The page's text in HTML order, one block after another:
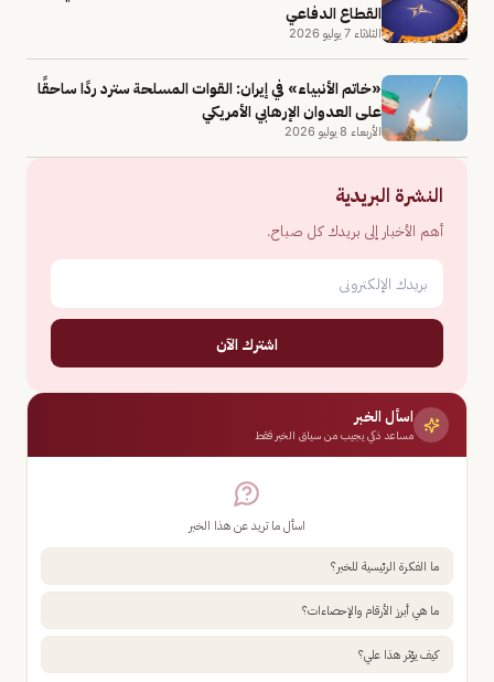
القطاع الدفاعي
الثلاثاء 7 يوليو 2026
«خاتم الأنبياء» في إيران: القوات المسلحة سترد ردًا ساحقًا
على العدوان الإرهابي الأمريكي
الأربعاء 8 يوليو 2026
النشرة البريدية
أهم الأخبار إلى بريدك كل صباح.
اشترك الآن
اسأل الخبر
مساعد ذكي يجيب من سياق الخبر فقط
اسأل ما تريد عن هذا الخبر
ما الفكرة الرئيسية للخبر؟
ما هي أبرز الأرقام والإحصاءات؟
كيف يؤثر هذا علي؟